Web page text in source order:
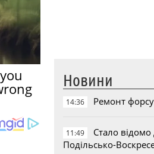
Новини
14:36 Ремонт
11:49
Стало відомо
Подільсько-